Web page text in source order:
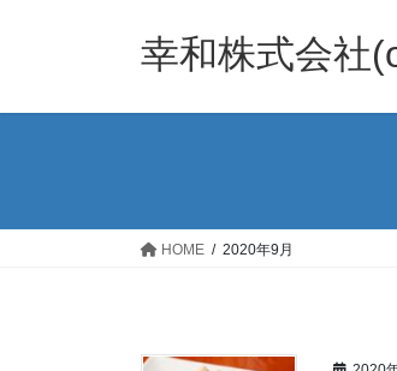
幸和株式会社
HOME 2020年9月